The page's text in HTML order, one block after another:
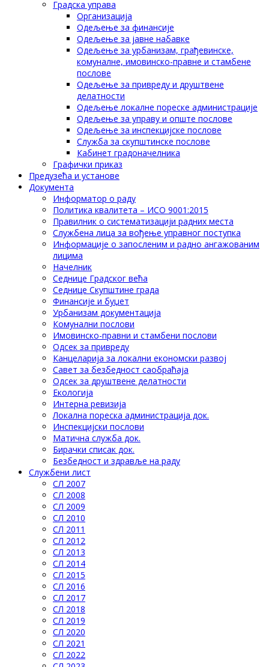
Градска управа
Организација
Одељење за финансије
Одељење за јавне набавке
Одељење за урбанизам, грађевинске,
комуналне, имовинско-правне и стамбене
послове
Одељење за привреду и друштвене
делатности
Одељење локалне пореске администрације
Одељење за управу и опште послове
Одељење за инспекцијске послове
Служба за скупштинске послове
Кабинет градоначелника
Графички приказ
Предузећа и установе
Документа
Информатор о раду
Политика квалитета – ИСО 9001:2015
Правилник о систематизацији радних места
Службена лица за вођење управног поступка
Информације о запосленим и радно ангажованим
лицима
Начелник
Седнице Градског већа
Седнице Скупштине града
Финансије и буџет
Урбанизам документација
Комунални послови
Имовинско-правни и стамбени послови
Одсек за привреду
Канцеларија за локални економски развој
Савет за безбедност саобраћаја
Одсек за друштвене делатности
Eкологија
Интерна ревизија
Локална пореска администрација док.
Инспекцијски послови
Матична служба док.
Бирачки списак док.
Безбедност и здравље на раду
Службени лист
СЛ 2007
СЛ 2008
СЛ 2009
СЛ 2010
СЛ 2011
СЛ 2012
СЛ 2013
СЛ 2014
СЛ 2015
СЛ 2016
СЛ 2017
СЛ 2018
СЛ 2019
СЛ 2020
СЛ 2021
СЛ 2022